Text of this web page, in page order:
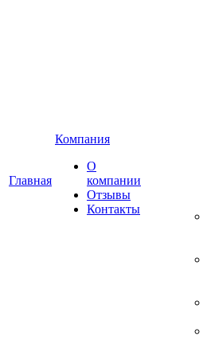
Главная
Компания
О
компании
Отзывы
Контакты